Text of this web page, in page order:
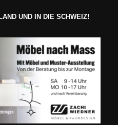
UND IN DIE SCHWEIZ!